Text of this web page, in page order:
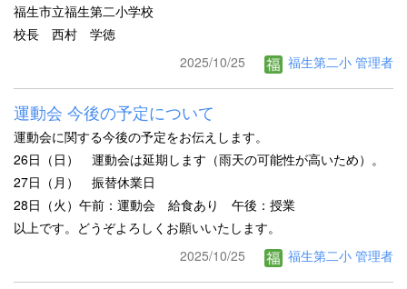
福生市立福生第二小学校
校長 西村 学徳
2025/10/25
福生第二小 管理者
運動会 今後の予定について
運動会に関する今後の予定をお伝えします。
26日（日） 運動会は延期します（雨天の可能性が高いため）。
27日（月） 振替休業日
28日（火）午前：運動会 給食あり 午後：授業
以上です。どうぞよろしくお願いいたします。
2025/10/25
福生第二小 管理者